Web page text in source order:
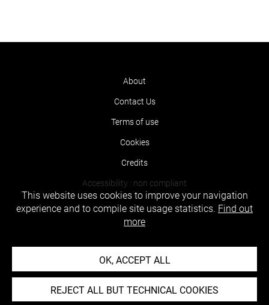
About
Contact Us
Terms of use
Cookies
Credits
Accessibility : non compliant
This website uses cookies to improve your navigation
experience and to compile site usage statistics. Find out
more
OK, ACCEPT ALL
REJECT ALL BUT TECHNICAL COOKIES